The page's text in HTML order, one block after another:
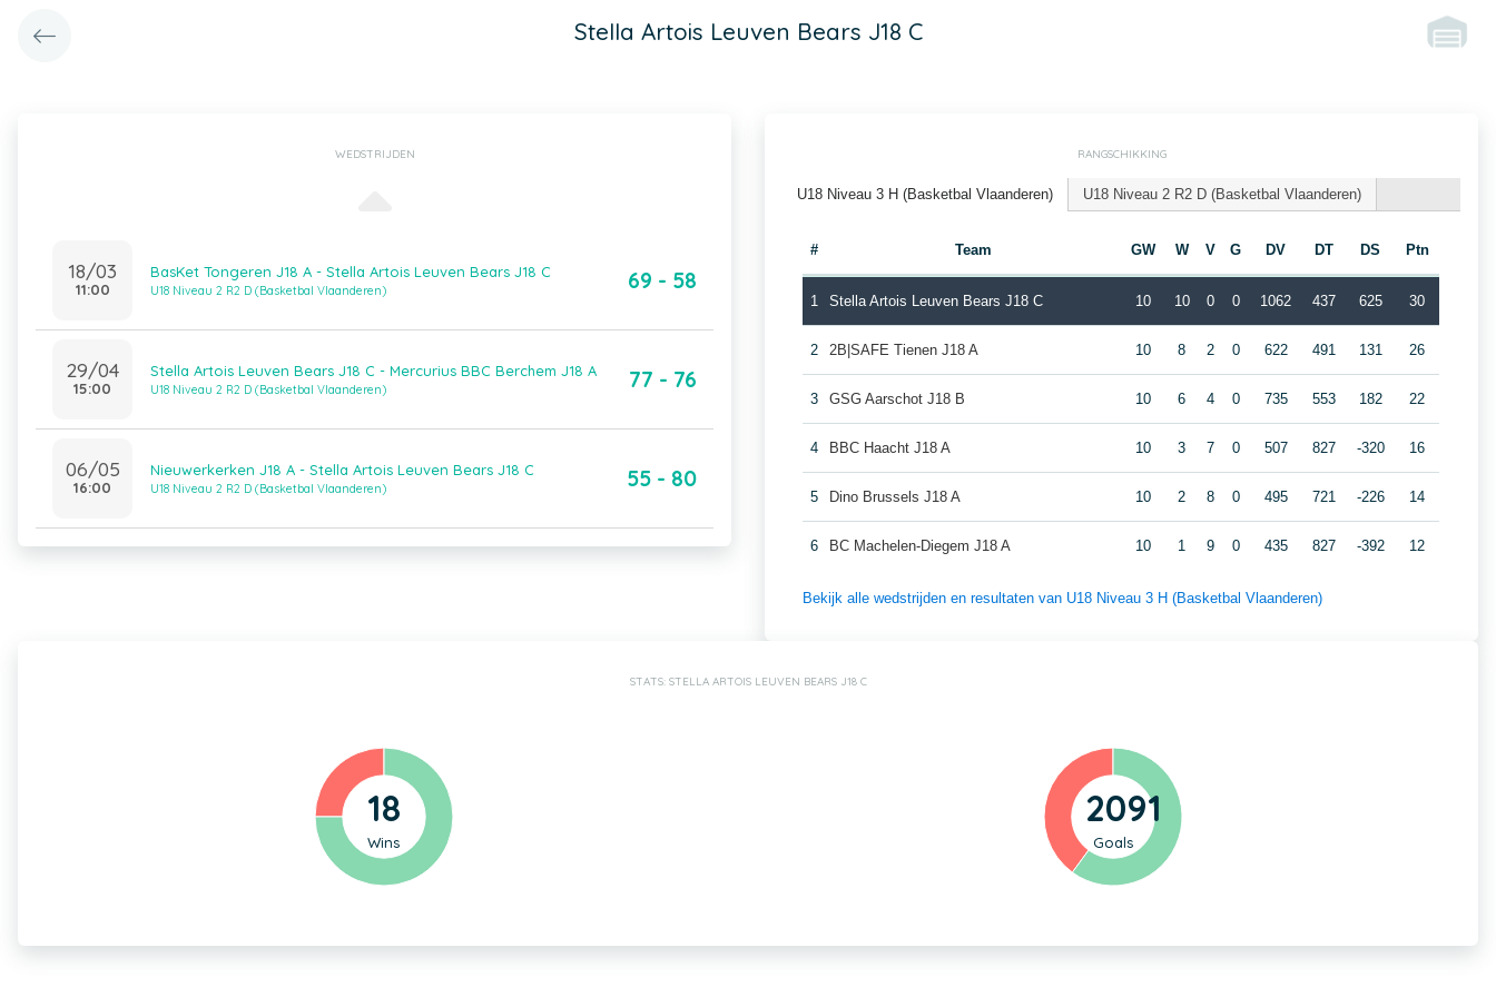
Stella Artois Leuven Bears J18 C
WEDSTRIJDEN
18/03
11:00
BasKet Tongeren J18 A - Stella Artois Leuven Bears J18 C
U18 Niveau 2 R2 D (Basketbal Vlaanderen) 69 - 58
29/04
15:00
Stella Artois Leuven Bears J18 C - Mercurius BBC Berchem J18 A
U18 Niveau 2 R2 D (Basketbal Vlaanderen) 77 - 76
06/05
16:00
Nieuwerkerken J18 A - Stella Artois Leuven Bears J18 C
U18 Niveau 2 R2 D (Basketbal Vlaanderen) 55 - 80
RANGSCHIKKING
U18 Niveau 3 H (Basketbal Vlaanderen) U18 Niveau 2 R2 D (Basketbal Vlaanderen)
# Team GW W V G DV DT DS Ptn
1 Stella Artois Leuven Bears J18 C 10 10 0 0 1062 437 625 30
2 2B|SAFE Tienen J18 A 10 8 2 0 622 491 131 26
3 GSG Aarschot J18 B 10 6 4 0 735 553 182 22
4 BBC Haacht J18 A 10 3 7 0 507 827 -320 16
5 Dino Brussels J18 A 10 2 8 0 495 721 -226 14
6 BC Machelen-Diegem J18 A 10 1 9 0 435 827 -392 12
Bekijk alle wedstrijden en resultaten van U18 Niveau 3 H (Basketbal Vlaanderen)
STATS: STELLA ARTOIS LEUVEN BEARS J18 C
18
Wins
2091
Goals